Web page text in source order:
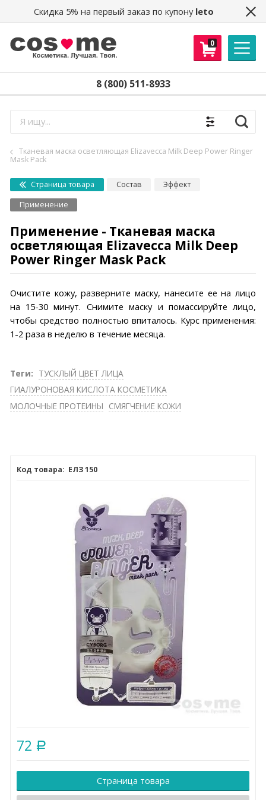
Скидка 5% на первый заказ по купону leto
0
8 (800) 511-8933
Найти
Тканевая маска осветляющая Elizavecca Milk Deep Power Ringer
Mask Pack
Страница товара Состав
Эффект
Применение
Применение - Тканевая маска
осветляющая Elizavecca Milk Deep
Power Ringer Mask Pack
Очистите кожу, разверните маску, нанесите ее на лицо
на 15-30 минут. Снимите маску и помассируйте лицо,
чтобы средство полностью впиталось. Курс применения:
1-2 раза в неделю в течение месяца.
Теги: ТУСКЛЫЙ ЦВЕТ ЛИЦА
ГИАЛУРОНОВАЯ КИСЛОТА КОСМЕТИКА
МОЛОЧНЫЕ ПРОТЕИНЫ СМЯГЧЕНИЕ КОЖИ
ЕЛЗ 150
72 Р
Страница товара